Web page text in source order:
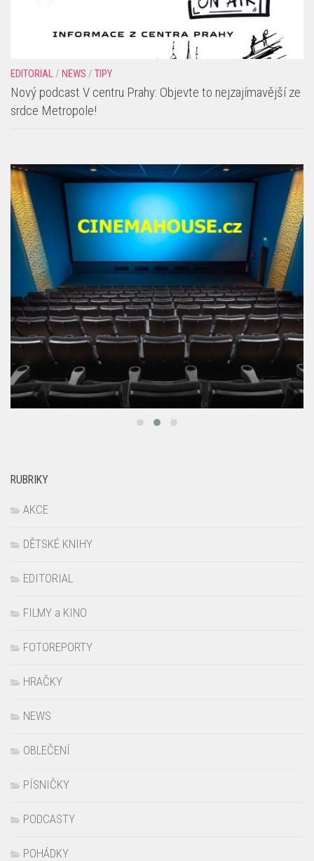
EDITORIAL/ NEWS / TIPY
Nový podcast V centru Prahy: Objevte to nejzajímavější ze
srdce Metropole!
RUBRIKY
AKCE
DĚTSKÉ KNIHY
EDITORIAL
FILMY a KINO
FOTOREPORTY
HRAČKY
NEWS
OBLEČENÍ
PÍSNIČKY
PODCASTY
POHÁDKY